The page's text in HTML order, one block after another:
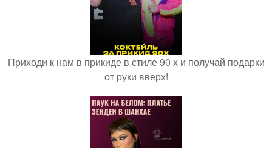
Приходи к нам в прикиде в стиле 90 х и получай подарки
от руки вверх!